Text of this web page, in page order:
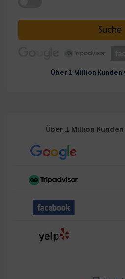
Suche
Über 1 Million Kunden
Über 1 Million